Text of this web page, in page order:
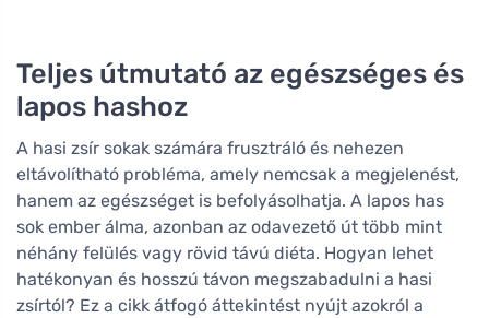
Teljes útmutató az egészséges és
lapos hashoz
A hasi zsír sokak számára frusztráló és nehezen
eltávolítható probléma, amely nemcsak a megjelenést,
hanem az egészséget is befolyásolhatja. A lapos has
sok ember álma, azonban az odavezető út több mint
néhány felülés vagy rövid távú diéta. Hogyan lehet
hatékonyan és hosszú távon megszabadulni a hasi
zsírtól? Ez a cikk átfogó áttekintést nyújt azokról a